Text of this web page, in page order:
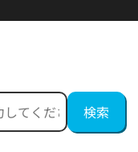
18KYG ゴールド